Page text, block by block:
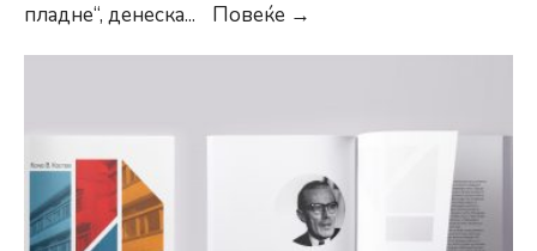
пладне“, денеска... Повеќе →
најдобрите
наставници
и
ученици